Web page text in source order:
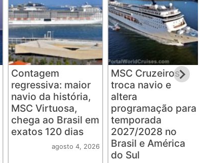
Contagem
regressiva: maior
navio da história,
MSC Virtuosa,
chega ao Brasil em
exatos 120 dias
agosto 4, 2026
MSC Cruzeiros
troca navio e
altera
programação para
temporada
2027/2028 no
Brasil e América
do Sul